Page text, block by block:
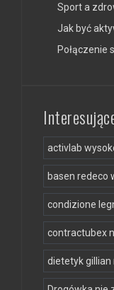
Sport a
Jak być
Połączenie
activlab
basen redeco
condizione
contractubex
dietetyk gillian